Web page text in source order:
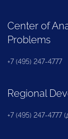
Center of
Problems
+7 (495) 247-4777
Regional
+7 (495) 247-4777